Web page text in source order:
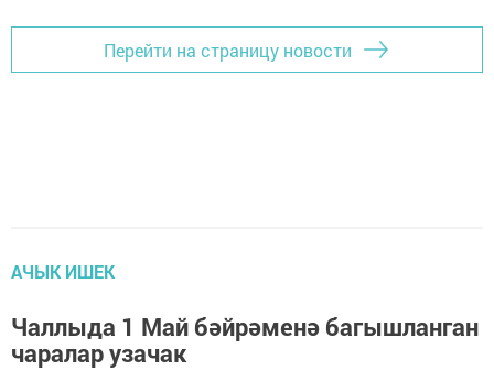
Перейти на страницу новости
АЧЫК ИШЕК
Чаллыда 1 Май бәйрәменә багышланган
чаралар узачак